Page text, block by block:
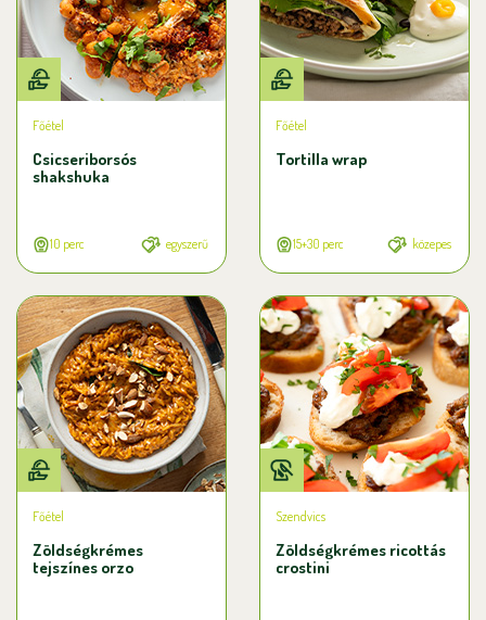
Főétel
Csicseriborsós
shakshuka
10 perc egyszerű
Főétel
Tortilla wrap
15+30 perc közepes
Főétel
Zöldségkrémes
tejszínes orzo
Szendvics
Zöldségkrémes ricottás
crostini